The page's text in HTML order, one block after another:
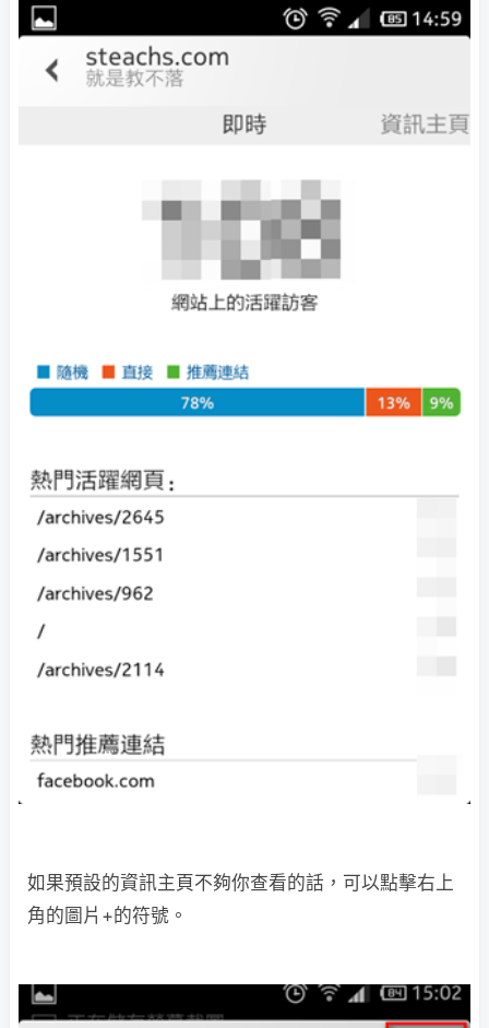
如果預設的資訊主頁不夠你查看的話，可以點擊右上
角的圖片+的符號。